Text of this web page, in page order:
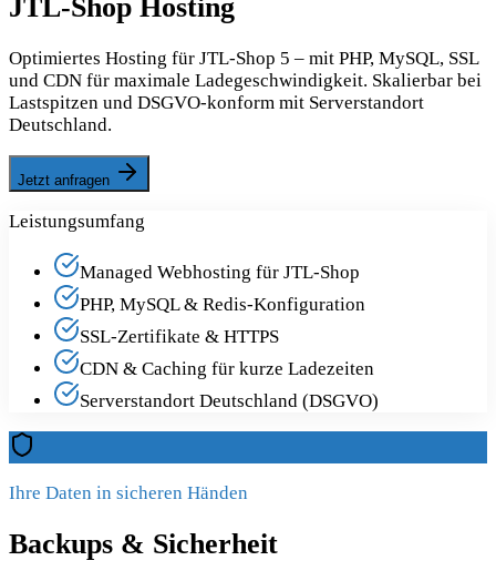
JTL-Shop Hosting
Optimiertes Hosting für JTL-Shop 5 – mit PHP, MySQL, SSL
und CDN für maximale Ladegeschwindigkeit. Skalierbar bei
Lastspitzen und DSGVO-konform mit Serverstandort
Deutschland.
Jetzt anfragen
Leistungsumfang
Managed Webhosting für JTL-Shop
PHP, MySQL & Redis-Konfiguration
SSL-Zertifikate & HTTPS
CDN & Caching für kurze Ladezeiten
Serverstandort Deutschland (DSGVO)
Ihre Daten in sicheren Händen
Backups & Sicherheit